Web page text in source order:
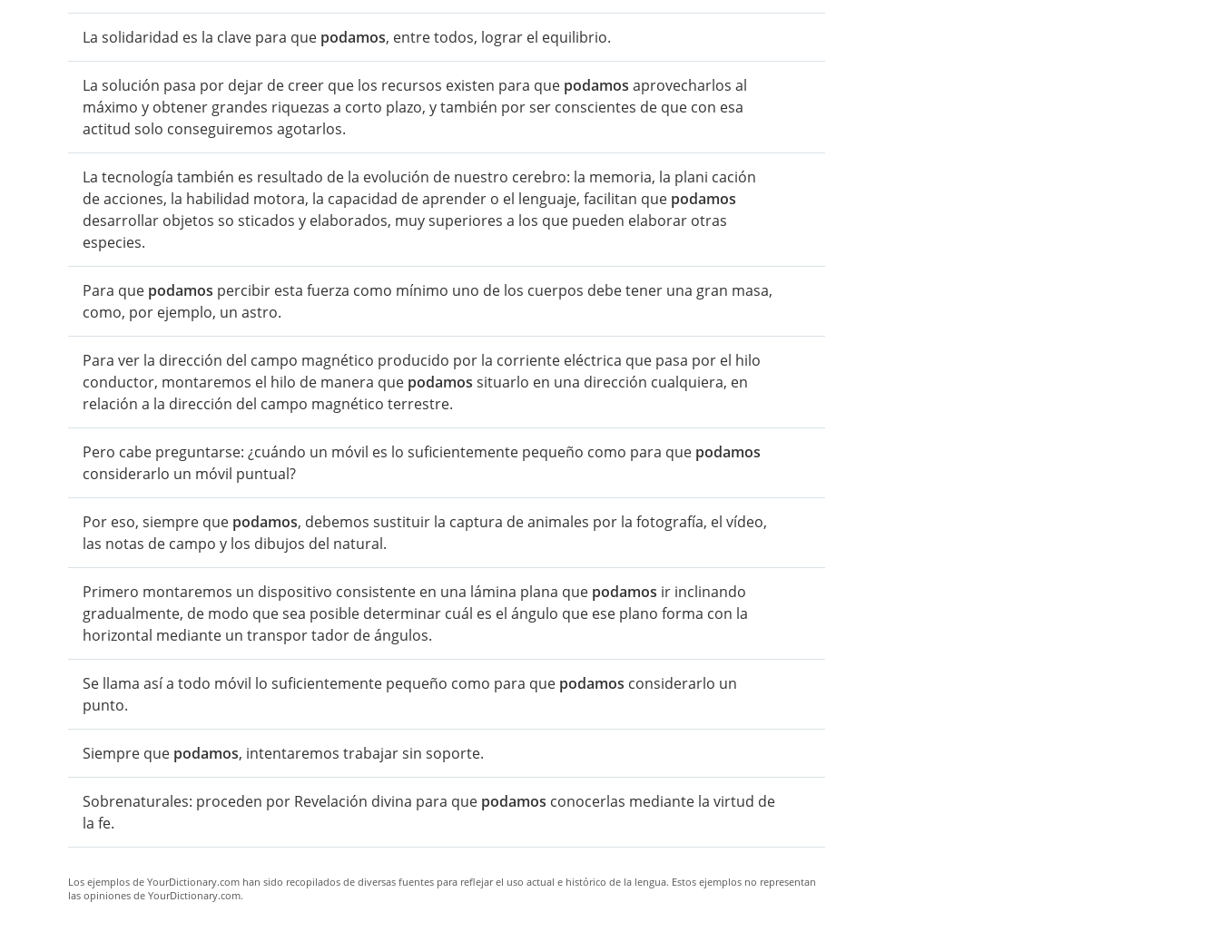
La solidaridad es la clave para que podamos, entre todos, lograr el equilibrio.
La solución pasa por dejar de creer que los recursos existen para que podamos aprovecharlos al
máximo y obtener grandes riquezas a corto plazo, y también por ser conscientes de que con esa
actitud solo conseguiremos agotarlos.
La tecnología también es resultado de la evolución de nuestro cerebro: la memoria, la plani cación
de acciones, la habilidad motora, la capacidad de aprender o el lenguaje, facilitan que podamos
desarrollar objetos so sticados y elaborados, muy superiores a los que pueden elaborar otras
especies.
Para que podamos percibir esta fuerza como mínimo uno de los cuerpos debe tener una gran masa,
como, por ejemplo, un astro.
Para ver la dirección del campo magnético producido por la corriente eléctrica que pasa por el hilo
conductor, montaremos el hilo de manera que podamos situarlo en una dirección cualquiera, en
relación a la dirección del campo magnético terrestre.
Pero cabe preguntarse: ¿cuándo un móvil es lo suficientemente pequeño como para que podamos
considerarlo un móvil puntual?
Por eso, siempre que podamos, debemos sustituir la captura de animales por la fotografía, el vídeo,
las notas de campo y los dibujos del natural.
Primero montaremos un dispositivo consistente en una lámina plana que podamos ir inclinando
gradualmente, de modo que sea posible determinar cuál es el ángulo que ese plano forma con la
horizontal mediante un transpor tador de ángulos.
Se llama así a todo móvil lo suficientemente pequeño como para que podamos considerarlo un
punto.
Siempre que podamos, intentaremos trabajar sin soporte.
Sobrenaturales: proceden por Revelación divina para que podamos conocerlas mediante la virtud de
la fe.
Los ejemplos de YourDictionary.com han sido recopilados de diversas fuentes para reflejar el uso actual e histórico de la lengua. Estos ejemplos no representan
las opiniones de YourDictionary.com.